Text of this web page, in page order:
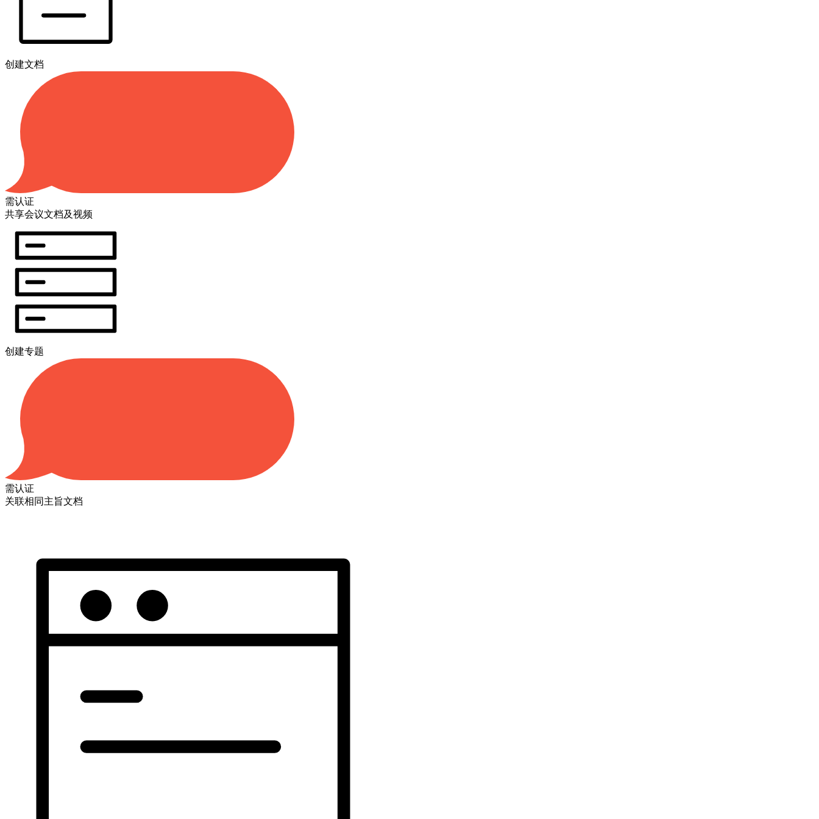
创建文档
需认证
共享会议文档及视频
创建专题
需认证
关联相同主旨文档